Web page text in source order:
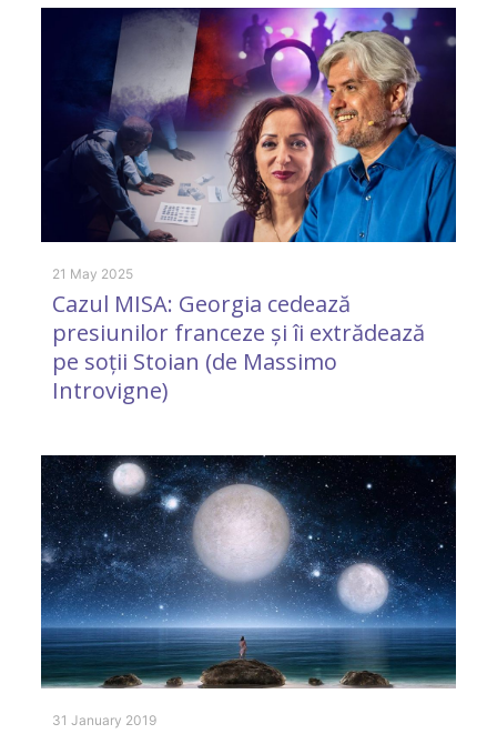
21 May 2025
Cazul MISA: Georgia cedează
presiunilor franceze și îi extrădează
pe soții Stoian (de Massimo
Introvigne)
31 January 2019